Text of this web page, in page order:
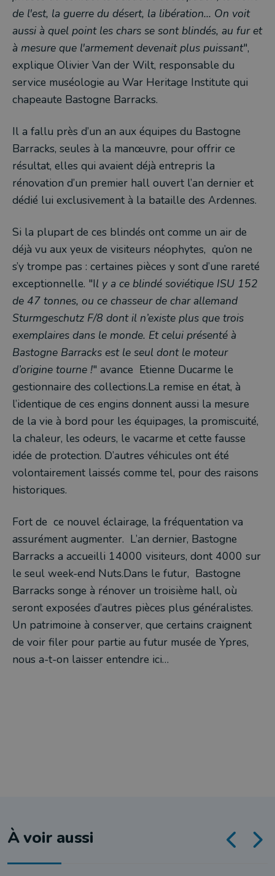
de l'est, la guerre du désert, la libération... On voit
aussi à quel point les chars se sont blindés, au fur et
à mesure que l'armement devenait plus puissant",
explique Olivier Van der Wilt, responsable du
service muséologie au War Heritage Institute qui
chapeaute Bastogne Barracks.
Il a fallu près d’un an aux équipes du Bastogne
Barracks, seules à la manœuvre, pour offrir ce
résultat, elles qui avaient déjà entrepris la
rénovation d’un premier hall ouvert l’an dernier et
dédié lui exclusivement à la bataille des Ardennes.
Si la plupart de ces blindés ont comme un air de
déjà vu aux yeux de visiteurs néophytes, qu’on ne
s’y trompe pas : certaines pièces y sont d’une rareté
exceptionnelle. "Il y a ce blindé soviétique ISU 152
de 47 tonnes, ou ce chasseur de char allemand
Sturmgeschutz F/8 dont il n’existe plus que trois
exemplaires dans le monde. Et celui présenté à
Bastogne Barracks est le seul dont le moteur
d’origine tourne !" avance Etienne Ducarme le
gestionnaire des collections.La remise en état, à
l’identique de ces engins donnent aussi la mesure
de la vie à bord pour les équipages, la promiscuité,
la chaleur, les odeurs, le vacarme et cette fausse
idée de protection. D’autres véhicules ont été
volontairement laissés comme tel, pour des raisons
historiques.
Fort de ce nouvel éclairage, la fréquentation va
assurément augmenter. L’an dernier, Bastogne
Barracks a accueilli 14000 visiteurs, dont 4000 sur
le seul week-end Nuts.Dans le futur, Bastogne
Barracks songe à rénover un troisième hall, où
seront exposées d’autres pièces plus généralistes.
Un patrimoine à conserver, que certains craignent
de voir filer pour partie au futur musée de Ypres,
nous a-t-on laisser entendre ici…
À voir aussi